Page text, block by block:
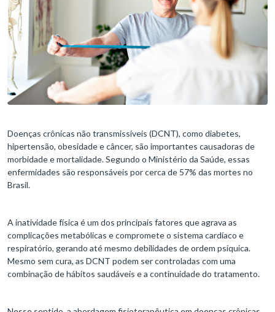
Doenças crônicas não transmissíveis (DCNT), como diabetes,
hipertensão, obesidade e câncer, são importantes causadoras de
morbidade e mortalidade. Segundo o Ministério da Saúde, essas
enfermidades são responsáveis por cerca de 57% das mortes no
Brasil.
A inatividade física é um dos principais fatores que agrava as
complicações metabólicas e compromete o sistema cardíaco e
respiratório, gerando até mesmo debilidades de ordem psíquica.
Mesmo sem cura, as DCNT podem ser controladas com uma
combinação de hábitos saudáveis e a continuidade do tratamento.